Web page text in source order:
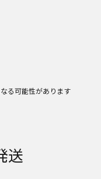
る可能性があります
送